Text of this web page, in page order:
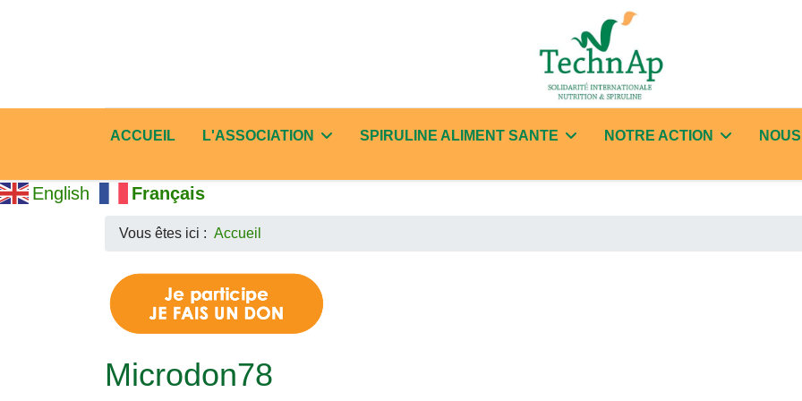
ACCUEIL L'ASSOCIATION SPIRULINE ALIMENT SANTE NOTRE ACTION
English Français
Vous êtes ici : Accueil
Microdon78